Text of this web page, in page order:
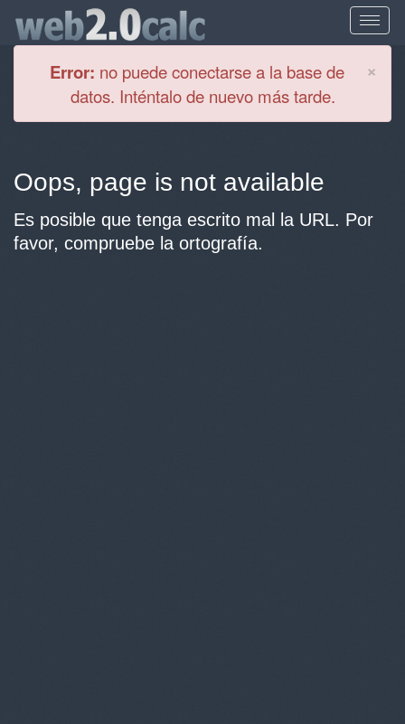
×
Error: no puede conectarse a la base de
datos. Inténtalo de nuevo más tarde.
Oops, page is not available
Es posible que tenga escrito mal la URL. Por
favor, compruebe la ortografía.